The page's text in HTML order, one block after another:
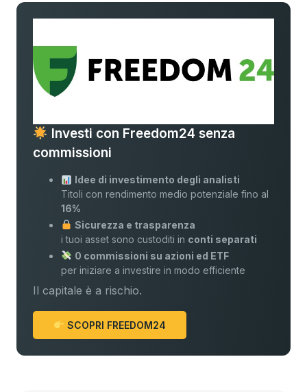
Investi con Freedom24 senza
commissioni
Idee di investimento degli analisti
Titoli con rendimento medio potenziale fino al
16%
Sicurezza e trasparenza
i tuoi asset sono custoditi in conti separati
0 commissioni su azioni ed ETF
per iniziare a investire in modo efficiente
Il capitale è a rischio.
SCOPRI FREEDOM24